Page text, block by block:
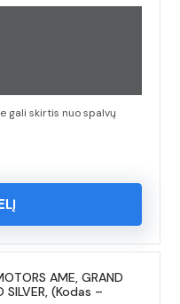
gali skirtis nuo spalvų
AME, GRAND
SILVER, (Kodas –